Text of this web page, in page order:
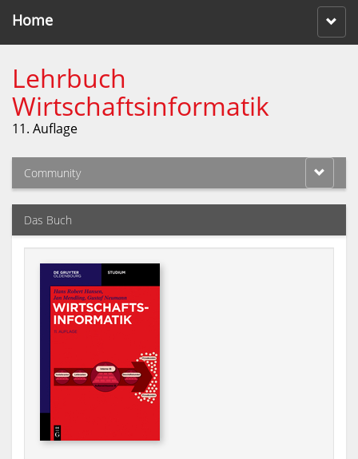
Home
Lehrbuch
Wirtschaftsinformatik
11. Auflage
Community
Das Buch